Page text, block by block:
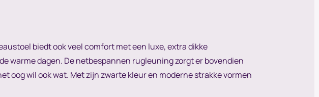
biedt ook veel comfort met een luxe, extra dikke
warme dagen. De netbespannen rugleuning zorgt er bovendien
wil ook wat. Met zijn zwarte kleur en moderne strakke vormen